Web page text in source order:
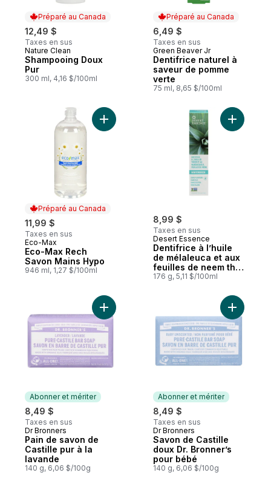
Préparé au Canada
12,49 $
Taxes en sus
Préparé au Canada
Nature Clean
Shampooing Doux
Pur
300 ml, 4,16 $/100ml
Préparé au Canada
6,49 $
Taxes en sus
Préparé au Canada
Green Beaver Jr
Dentifrice naturel à
saveur de pomme
verte
75 ml, 8,65 $/100ml
Préparé au Canada
11,99 $
Taxes en sus
Préparé au Canada
Eco-Max
Eco-Max Rech
Savon Mains Hypo
946 ml, 1,27 $/100ml
Ajouter Eco-Max Rech Savon Mains
8,99 $
Taxes en sus
Desert Essence
Dentifrice à l’huile
de mélaleuca et aux
feuilles de neem thé
des bois
176 g, 5,11 $/100ml
Ajouter
Abonner et mériter
8,49 $
Taxes en sus
Abonner et mériter
Dr Bronners
Pain de savon de
Castille pur à la
lavande
140 g, 6,06 $/100g
Ajouter Pain de savon de Castille pur à la
Abonner et mériter
8,49 $
Taxes en sus
Abonner et mériter
Dr Bronners
Savon de Castille
doux Dr. Bronner’s
pour bébé
140 g, 6,06 $/100g
Ajouter